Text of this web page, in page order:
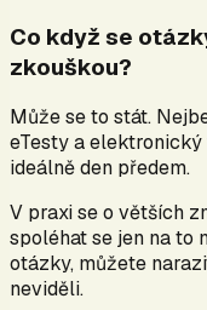
Co když se
zkouškou?
Může se to stát.
eTesty a
ideálně den předem.
V praxi se o větších
spoléhat se jen na to
otázky, můžete
neviděli.